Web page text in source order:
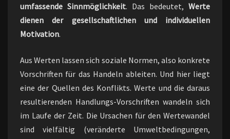
umfassende Sinnmöglichkeit. Das bedeutet, Werte
dienen der gesellschaftlichen und individuellen
Motivation.
Aus Werten lassen sich soziale Normen, also konkrete
Vorschriften für das Handeln ableiten. Und hier liegt
eine der Quellen des Konflikts. Werte und die daraus
resultierenden Handlungs-Vorschriften wandeln sich
im Laufe der Zeit. Die Ursachen für den Wertewandel
sind vielfältig (veränderte Umweltbedingungen,